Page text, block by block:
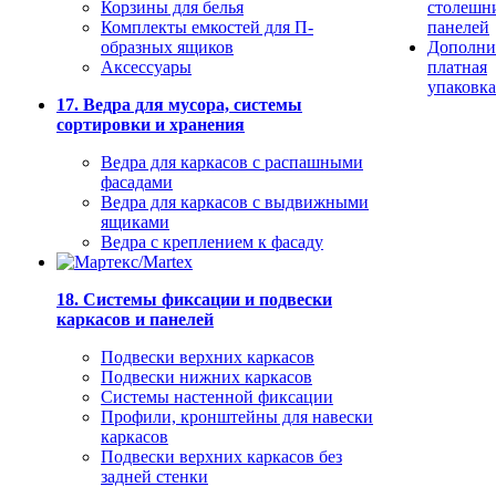
Корзины для белья
Комплекты емкостей для П-
образных ящиков
Аксессуары
17. Ведра для мусора, системы
сортировки и хранения
Ведра для каркасов с распашными
фасадами
Ведра для каркасов с выдвижными
ящиками
Ведра с креплением к фасаду
18. Системы фиксации и подвески
каркасов и панелей
Подвески верхних каркасов
Подвески нижних каркасов
Системы настенной фиксации
Профили, кронштейны для навески
каркасов
Подвески верхних каркасов без
задней стенки
панелей
платная
упаковка